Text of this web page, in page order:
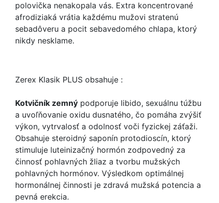
polovička nenakopala vás. Extra koncentrované
afrodiziaká vrátia každému mužovi stratenú
sebadôveru a pocit sebavedomého chlapa, ktorý
nikdy nesklame.
Zerex Klasik PLUS obsahuje :
Kotvičník zemný podporuje libido, sexuálnu túžbu
a uvoľňovanie oxidu dusnatého, čo pomáha zvýšiť
výkon, vytrvalosť a odolnosť voči fyzickej záťaži.
Obsahuje steroidný saponín protodioscín, ktorý
stimuluje luteinizačný hormón zodpovedný za
činnosť pohlavných žliaz a tvorbu mužských
pohlavných hormónov. Výsledkom optimálnej
hormonálnej činnosti je zdravá mužská potencia a
pevná erekcia.